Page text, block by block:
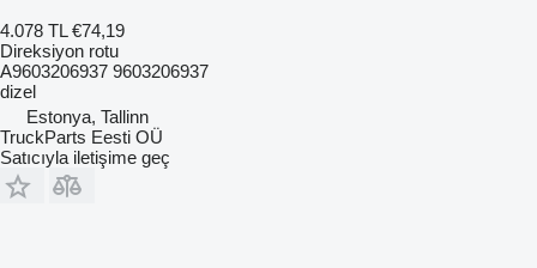
4.078 TL €74,19
Direksiyon rotu
A9603206937 9603206937
dizel
Estonya, Tallinn
TruckParts Eesti OÜ
Satıcıyla iletişime geç